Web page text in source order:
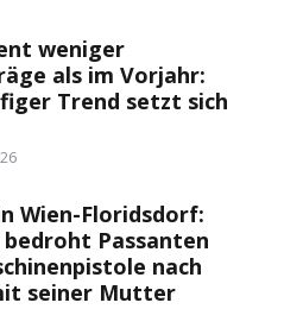
weniger
als im Vorjahr:
Trend setzt sich
Wien-Floridsdorf:
bedroht Passanten
nach
seiner Mutter